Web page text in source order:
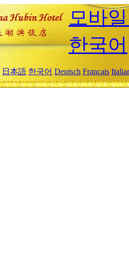
모바
한국어
日本語 한국어 Deutsch Français